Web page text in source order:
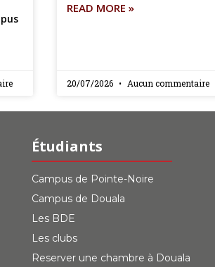
READ MORE »
20/07/2026 Aucun commentaire
Étudiants
Campus de Pointe-Noire
Campus de Douala
Les BDE
Les clubs
Reserver une chambre à Douala